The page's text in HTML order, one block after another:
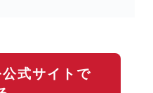
式サイトで